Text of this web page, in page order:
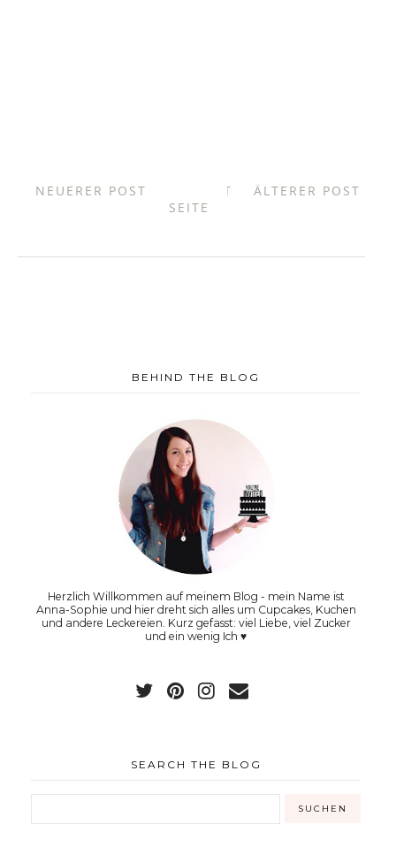
NEUERER POST ÄLTERER POST
START
SEITE
BEHIND THE BLOG
Herzlich Willkommen auf meinem Blog - mein Name ist
Anna-Sophie und hier dreht sich alles um Cupcakes, Kuchen
und andere Leckereien. Kurz gefasst: viel Liebe, viel Zucker
und ein wenig Ich ♥
SEARCH THE BLOG